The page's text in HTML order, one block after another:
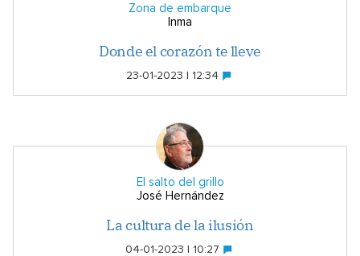
Zona de embarque
Inma
Donde el corazón te lleve
23-01-2023 | 12:34
El salto del grillo
José Hernández
La cultura de la ilusión
04-01-2023 | 10:27